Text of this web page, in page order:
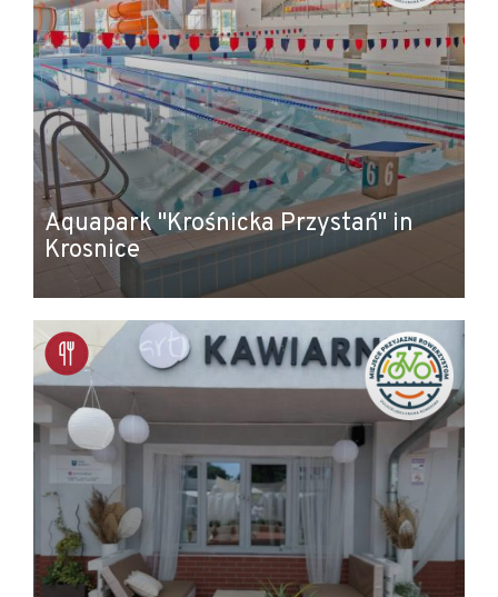
Aquapark "Krośnicka Przystań" in
Krosnice